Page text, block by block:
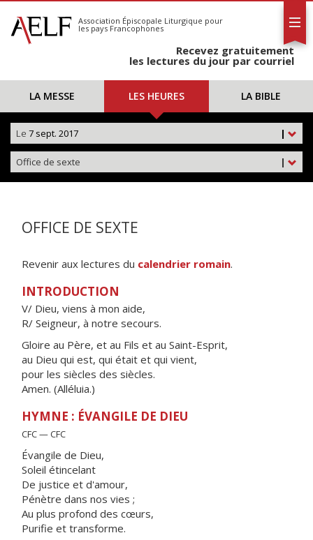
S'abonner
Calendrier
Association Épiscopale Liturgique pour
les pays Francophones
Recevez gratuitement
les lectures du jour par courriel
LA MESSE LES HEURES LA BIBLE
|
Le 7 sept. 2017
|
Office de sexte
OFFICE DE SEXTE
Revenir aux lectures du calendrier romain.
INTRODUCTION
V/ Dieu, viens à mon aide,
R/ Seigneur, à notre secours.
Gloire au Père, et au Fils et au Saint-Esprit,
au Dieu qui est, qui était et qui vient,
pour les siècles des siècles.
Amen. (Alléluia.)
HYMNE : ÉVANGILE DE DIEU
CFC — CFC
Évangile de Dieu,
Soleil étincelant
De justice et d'amour,
Pénètre dans nos vies ;
Au plus profond des cœurs,
Purifie et transforme.